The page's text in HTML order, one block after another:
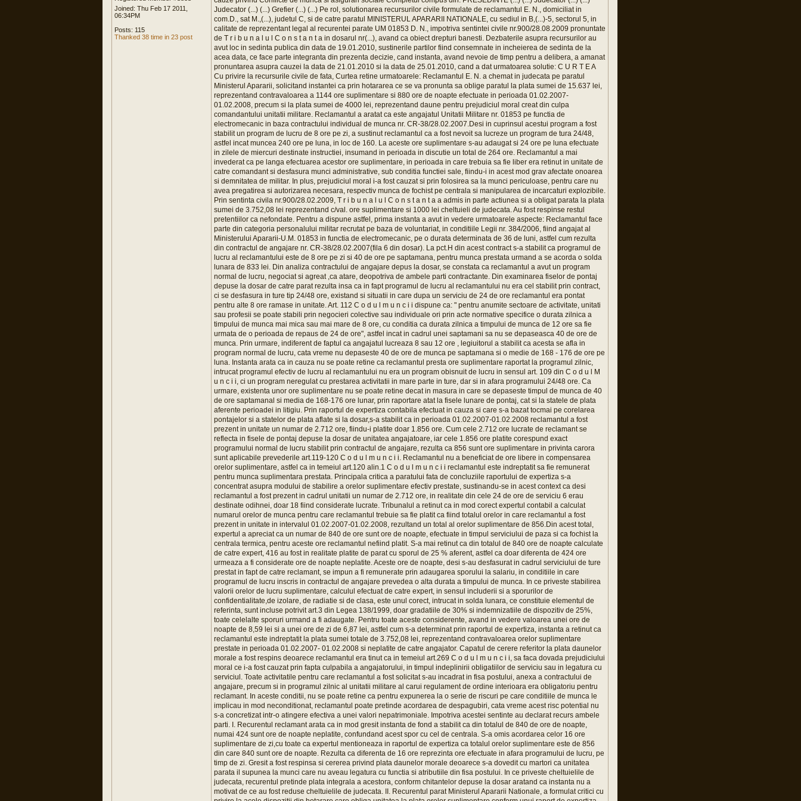
Joined: Thu Feb 17 2011,
06:34PM
Posts: 115
Thanked 38 time in 23 post